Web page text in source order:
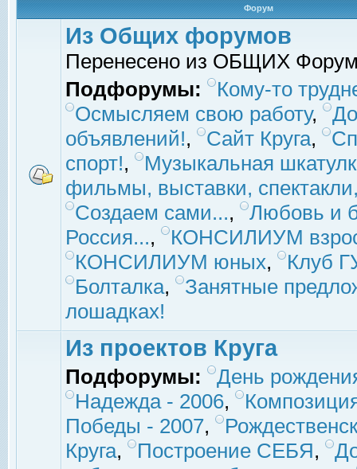
Форум
Из Общих форумов
Перенесено из ОБЩИХ
Подфорумы:
Кому-то
Осмысляем свою работу,
объявлений!, Сайт Круга,
спорт!,
Музыкальная
фильмы, выставки,
Создаем сами...,
Любовь и
Россия...,
КОНСИЛИУМ
КОНСИЛИУМ юных,
Клуб
Болталка,
Занятные
лошадках!
Из проектов Круга
Подфорумы:
День
Надежда - 2006,
Победы - 2007,
Круга, Построение СЕБЯ,